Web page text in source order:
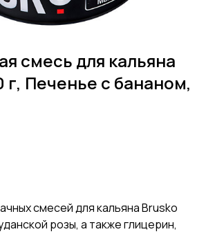
смесь для кальяна
г, Печенье с бананом,
смесей для кальяна Brusko
розы, а также глицерин,